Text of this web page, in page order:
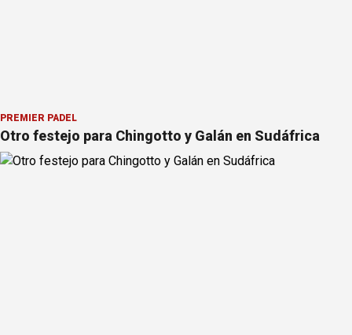
PREMIER PÁDEL
Otro festejo para Chingotto y Galán en Sudáfrica